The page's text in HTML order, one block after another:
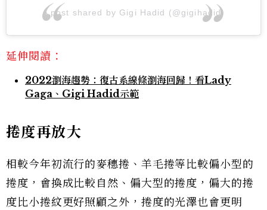
A post shared by Gigi Hadid (@gigihadid)
延伸閱讀：
2022瀏海趨勢：復古系線條瀏海回歸！看Lady
Gaga、Gigi Hadid示範
捲度再放大
相較今年初流行的麥穗捲、羊毛捲等比較偏小型的
捲度，會換成比較自然、偏大型的捲度，偏大的捲
度比小捲紋更好照顧之外，捲度的光澤也會更明